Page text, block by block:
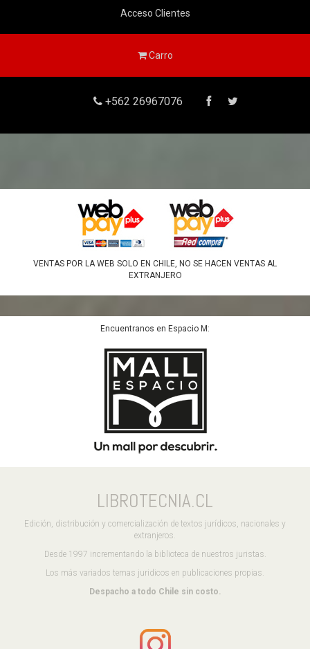
Acceso Clientes
Carro
+562 26967076
VENTAS POR LA WEB SOLO EN CHILE, NO SE HACEN VENTAS AL
EXTRANJERO
Encuentranos en Espacio M:
LIBROTECNIA.CL
Edición, distribución y comercialización de textos jurídicos, nacionales y
extranjeros.
Desde 1997 incrementando la biblioteca de nuestros juristas.
Los más variados temas juridicos en publicaciones propias.
Despacho a todo Chile sin costo.